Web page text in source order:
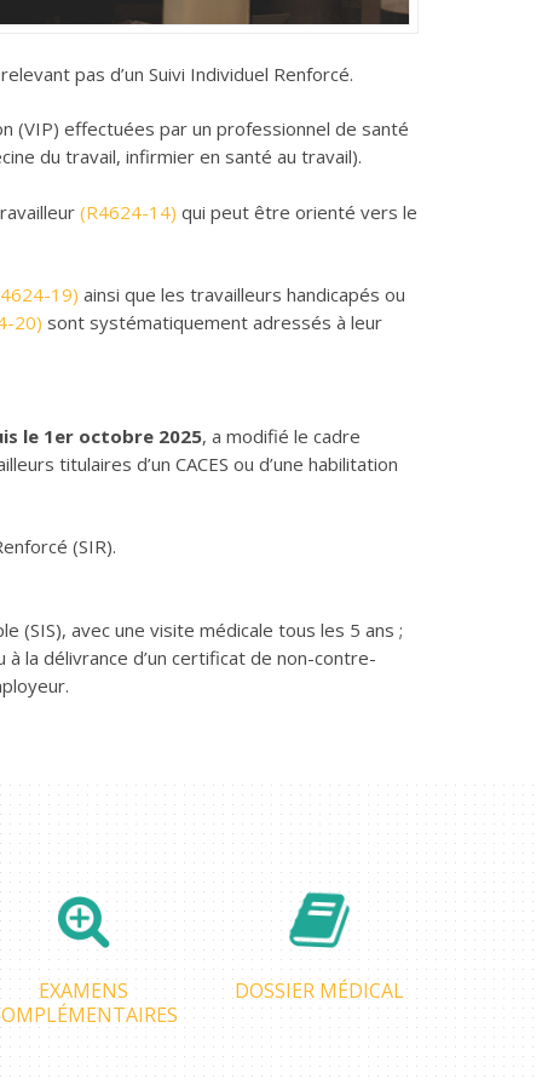
pas d’un Suivi Individuel Renforcé.
(VIP) effectuées par un professionnel de santé
du travail, infirmier en santé au travail).
(R4624-14) qui peut être orienté vers le
19) ainsi que les travailleurs handicapés ou
20) sont systématiquement adressés à leur
le 1er octobre 2025, a modifié le cadre
titulaires d’un CACES ou d’une habilitation
(SIR).
(SIS), avec une visite médicale tous les 5 ans ;
la délivrance d’un certificat de non-contre-
EXAMENS
DOSSIER MÉDICAL